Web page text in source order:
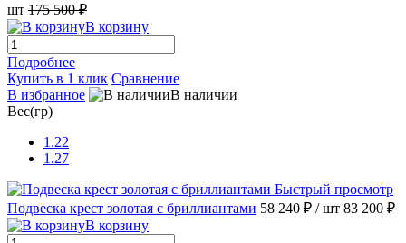
шт 175 500 ₽
В корзину
Подробнее
Купить в 1 клик Сравнение
В избранное
В наличии
Вес(гр)
1.22
1.27
Быстрый просмотр
Подвеска крест золотая с бриллиантами 58 240 ₽ / шт 83 200 ₽
В корзину